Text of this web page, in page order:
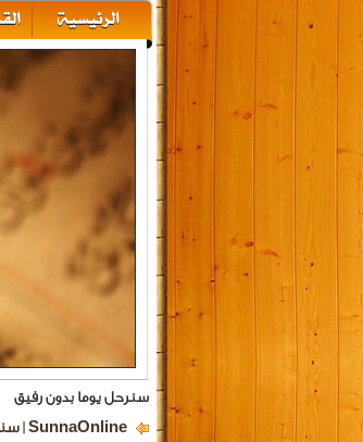
سنرحل يوما بدون رفيق
SunnaOnline | سنة اون لاين